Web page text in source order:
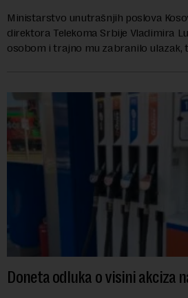
Ministarstvo unutrašnjih poslova
direktora Telekoma Srbije Vladimira
osobom i trajno mu zabranilo ulazak,
Doneta odluka o visini akciza